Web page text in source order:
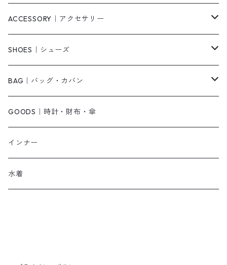
ニット/セーター
ベアトップ・チューブトップ
その他
その他
ロングワンピース
シャツワンピース
キャミワンピース
オールインワン・サロペット
ジャンパースカート
その他
スカート
その他
ACCESSORY｜アクセサリー
ピアス・リング
ネックレス
ベルト
ブレスレット
帽子
SHOES｜シューズ
パンプス
サンダル
ショートブーツ・ブーティ
ロングブーツ
BAG｜バッグ・カバン
ショルダーバッグ
ハンドバッグ
リュック
GOODS｜時計・財布・傘
インナー
水着